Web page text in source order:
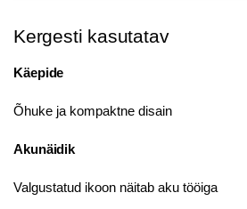
Kergesti kasutatav
Käepide
Õhuke ja kompaktne disain
Akunäidik
Valgustatud ikoon näitab aku tööiga